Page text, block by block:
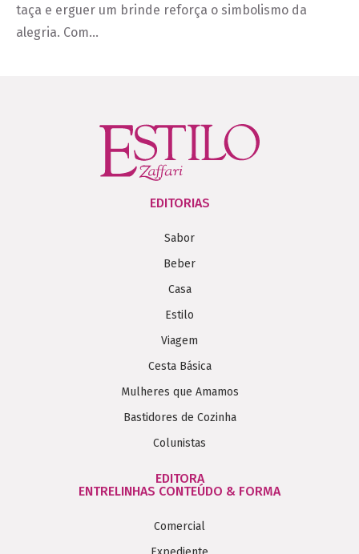
taça e erguer um brinde reforça o simbolismo da
alegria. Com…
EDITORIAS
Sabor
Beber
Casa
Estilo
Viagem
Cesta Básica
Mulheres que Amamos
Bastidores de Cozinha
Colunistas
EDITORA
ENTRELINHAS CONTEÚDO & FORMA
Comercial